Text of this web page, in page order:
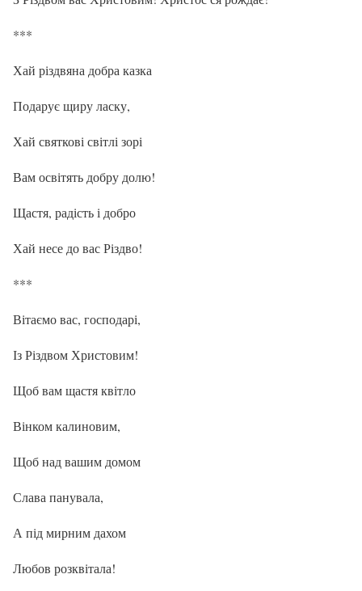
***
Хай різдвяна добра казка
Подарує щиру ласку,
Хай святкові світлі зорі
Вам освітять добру долю!
Щастя, радість і добро
Хай несе до вас Різдво!
***
Вітаємо вас, господарі,
Із Різдвом Христовим!
Щоб вам щастя квітло
Вінком калиновим,
Щоб над вашим домом
Слава панувала,
А під мирним дахом
Любов розквітала!